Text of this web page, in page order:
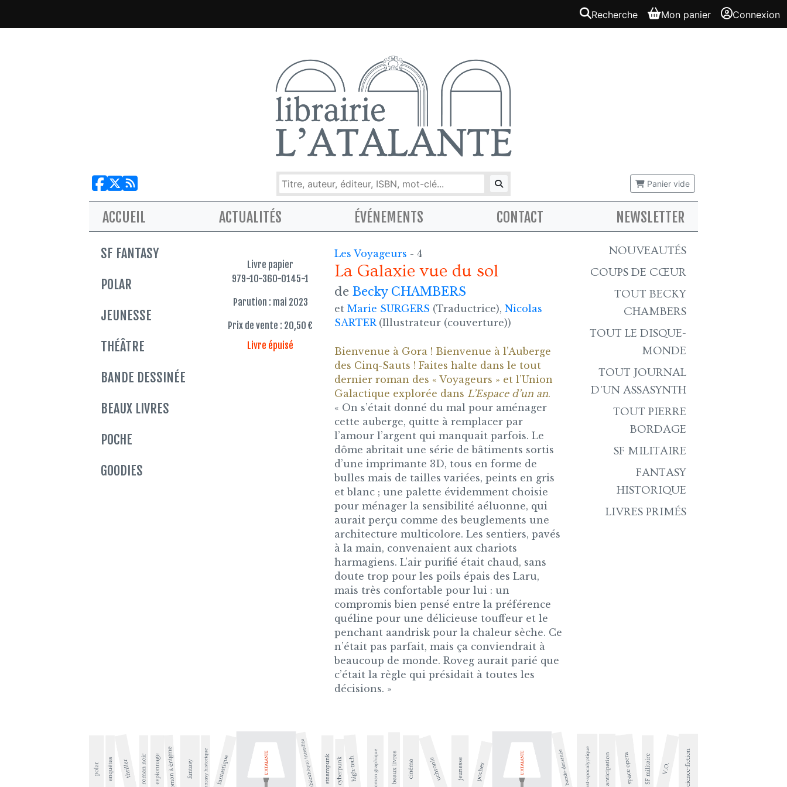
Recherche Mon panier Connexion
Panier vide
ACCUEIL ACTUALITÉS ÉVÉNEMENTS CONTACT NEWSLETTER
SF FANTASY
POLAR
JEUNESSE
THÉÂTRE
BANDE DESSINÉE
BEAUX LIVRES
POCHE
GOODIES
NOUVEAUTÉS
COUPS DE CŒUR
TOUT BECKY
CHAMBERS
TOUT LE DISQUE-
MONDE
TOUT JOURNAL
D'UN ASSASYNTH
TOUT PIERRE
BORDAGE
SF MILITAIRE
FANTASY
HISTORIQUE
LIVRES PRIMÉS
Livre papier
979-10-360-0145-1
Parution : mai 2023
Prix de vente : 20,50 €
Livre épuisé
Les Voyageurs - 4
La Galaxie vue du sol
de Becky CHAMBERS
et Marie SURGERS (Traductrice), Nicolas
SARTER(Illustrateur (couverture))
Bienvenue à Gora ! Bienvenue à l’Auberge
des Cinq-Sauts ! Faites halte dans le tout
dernier roman des « Voyageurs » et l’Union
Galactique explorée dans L’Espace d’un an.
« On s’était donné du mal pour aménager
cette auberge, quitte à remplacer par
l’amour l’argent qui manquait parfois. Le
dôme abritait une série de bâtiments sortis
d’une imprimante 3D, tous en forme de
bulles mais de tailles variées, peints en gris
et blanc ; une palette évidemment choisie
pour ménager la sensibilité aéluonne, qui
aurait perçu comme des beuglements une
architecture multicolore. Les sentiers, pavés
à la main, convenaient aux chariots
harmagiens. L’air purifié était chaud, sans
doute trop pour les poils épais des Laru,
mais très confortable pour lui : un
compromis bien pensé entre la préférence
quéline pour une délicieuse touffeur et le
penchant aandrisk pour la chaleur sèche. Ce
n’était pas parfait, mais ça conviendrait à
beaucoup de monde. Roveg aurait parié que
c’était la règle qui présidait à toutes les
décisions. »